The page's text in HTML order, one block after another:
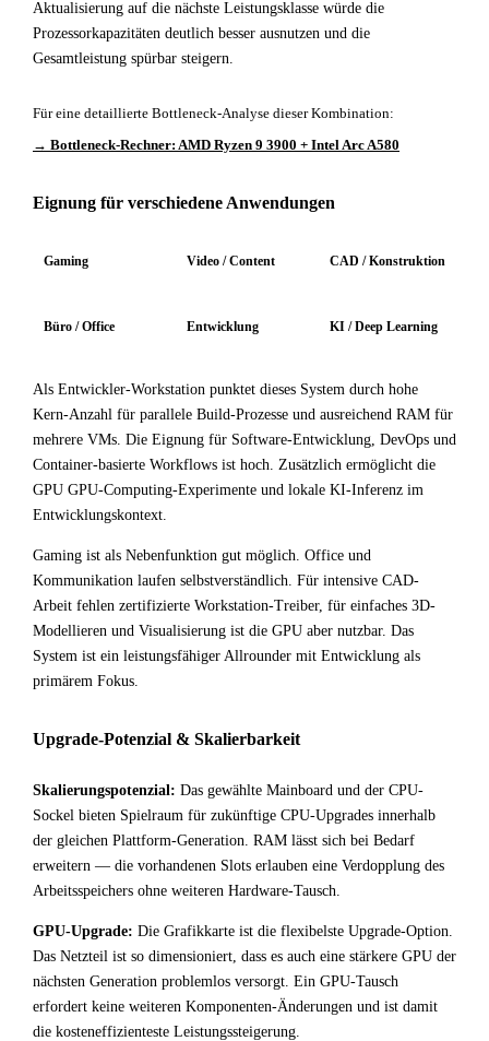
Aktualisierung auf die nächste Leistungsklasse würde die
Prozessorkapazitäten deutlich besser ausnutzen und die
Gesamtleistung spürbar steigern.
Für eine detaillierte Bottleneck-Analyse dieser Kombination:
→ Bottleneck-Rechner: AMD Ryzen 9 3900 + Intel Arc A580
Eignung für verschiedene Anwendungen
Gaming Video / Content CAD / Konstruktion
Büro / Office Entwicklung KI / Deep Learning
Als Entwickler-Workstation punktet dieses System durch hohe
Kern-Anzahl für parallele Build-Prozesse und ausreichend RAM für
mehrere VMs. Die Eignung für Software-Entwicklung, DevOps und
Container-basierte Workflows ist hoch. Zusätzlich ermöglicht die
GPU GPU-Computing-Experimente und lokale KI-Inferenz im
Entwicklungskontext.
Gaming ist als Nebenfunktion gut möglich. Office und
Kommunikation laufen selbstverständlich. Für intensive CAD-
Arbeit fehlen zertifizierte Workstation-Treiber, für einfaches 3D-
Modellieren und Visualisierung ist die GPU aber nutzbar. Das
System ist ein leistungsfähiger Allrounder mit Entwicklung als
primärem Fokus.
Upgrade-Potenzial & Skalierbarkeit
Skalierungspotenzial: Das gewählte Mainboard und der CPU-
Sockel bieten Spielraum für zukünftige CPU-Upgrades innerhalb
der gleichen Plattform-Generation. RAM lässt sich bei Bedarf
erweitern — die vorhandenen Slots erlauben eine Verdopplung des
Arbeitsspeichers ohne weiteren Hardware-Tausch.
GPU-Upgrade: Die Grafikkarte ist die flexibelste Upgrade-Option.
Das Netzteil ist so dimensioniert, dass es auch eine stärkere GPU der
nächsten Generation problemlos versorgt. Ein GPU-Tausch
erfordert keine weiteren Komponenten-Änderungen und ist damit
die kosteneffizienteste Leistungssteigerung.